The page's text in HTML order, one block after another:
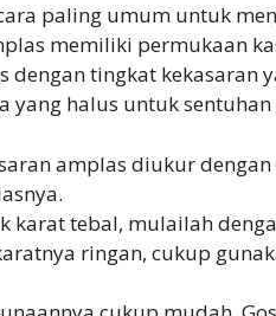
paling umum untuk
memiliki permukaan
dengan tingkat kekasaran
yang halus untuk sentuhan
amplas diukur
karat tebal, mulailah
ringan, cukup